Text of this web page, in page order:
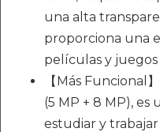
una alta
proporciona una
películas y juegos
【Más Funcional
(5 MP + 8 MP), es
estudiar y